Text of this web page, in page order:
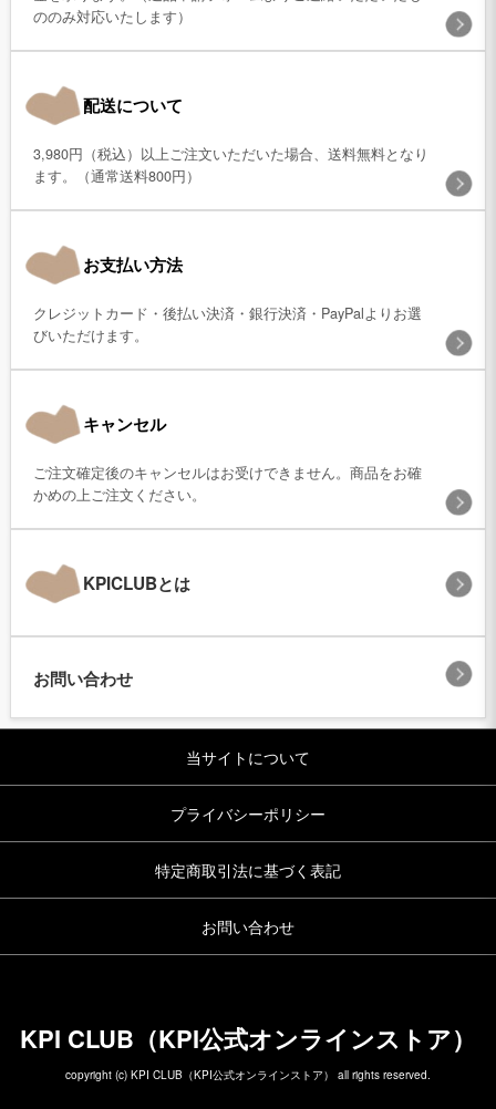
ののみ対応いたします）
配送について
3,980円（税込）以上ご注文いただいた場合、送料無料となり
ます。（通常送料800円）
お支払い方法
クレジットカード・後払い決済・銀行決済・PayPalよりお選
びいただけます。
キャンセル
ご注文確定後のキャンセルはお受けできません。商品をお確
かめの上ご注文ください。
KPICLUBとは
お問い合わせ
当サイトについて
プライバシーポリシー
特定商取引法に基づく表記
お問い合わせ
KPI CLUB（KPI公式オンラインストア）
copyright (c) KPI CLUB（KPI公式オンラインストア） all rights reserved.